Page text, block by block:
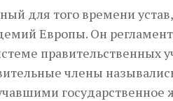
для того времени
Европы. Он
правительственных
члены
государственное